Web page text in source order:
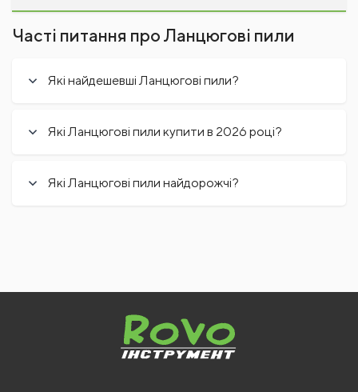
Часті питання про Ланцюгові пили
Які найдешевші Ланцюгові пили?
Які Ланцюгові пили купити в 2026 році?
Які Ланцюгові пили найдорожчі?